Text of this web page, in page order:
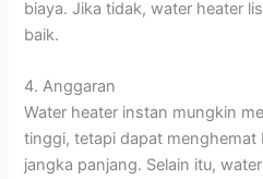
biaya. Jika tidak, water heater
baik.
4. Anggaran
Water heater instan mungkin
tinggi, tetapi dapat menghemat
jangka panjang. Selain itu,